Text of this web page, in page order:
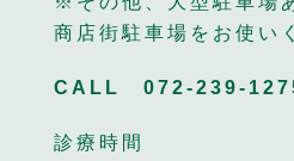
商店街駐車場をお使い
CALL 072-239-
診療時間